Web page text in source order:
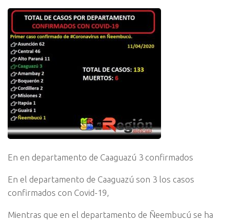
En en departamento de Caaguazú 3 confirmados
En el departamento de Caaguazú son 3 los casos
confirmados con Covid-19,
Mientras que en el departamento de Ñeembucú se ha